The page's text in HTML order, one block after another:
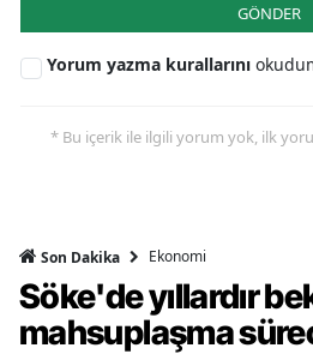
GÖNDER
Yorum yazma kurallarını
* Bu içerik ile ilgili yorum yok, ilk
Son Dakika Ekonomi
Söke'de yıllardır
mahsuplaşma